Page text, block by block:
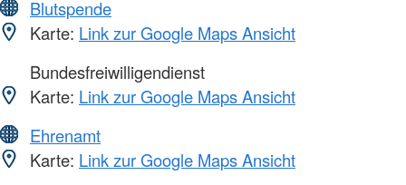
Blutspende
Karte: Link zur Google Maps Ansicht
Bundesfreiwilligendienst
Karte: Link zur Google Maps Ansicht
Ehrenamt
Karte: Link zur Google Maps Ansicht